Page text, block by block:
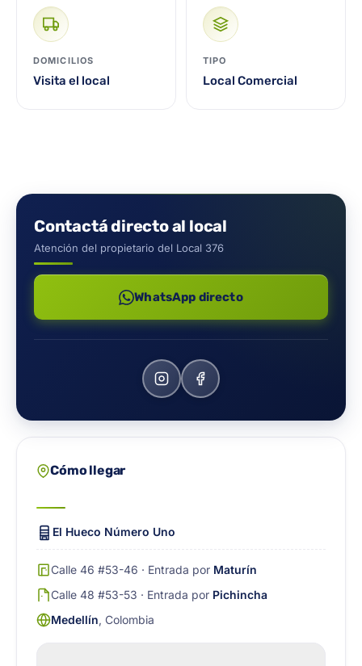
DOMICILIOS
Visita el local
TIPO
Local Comercial
Contactá directo al local
Atención del propietario del Local 376
WhatsApp directo
Cómo llegar
El Hueco Número Uno
Calle 46 #53-46 · Entrada por Maturín
Calle 48 #53-53 · Entrada por Pichincha
Medellín, Colombia